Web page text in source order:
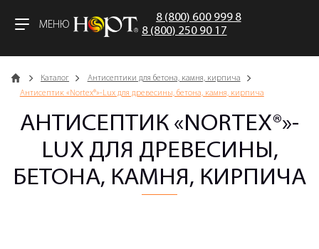
МЕНЮ
8 (800) 600 999 8
8 (800) 250 90 17
Главная Каталог
Антисептики для бетона, камня, кирпича
Антисептик «Nortex®»-Lux для древесины, бетона, камня, кирпича
АНТИСЕПТИК «NORTEX®»-
LUX ДЛЯ ДРЕВЕСИНЫ,
БЕТОНА, КАМНЯ, КИРПИЧА